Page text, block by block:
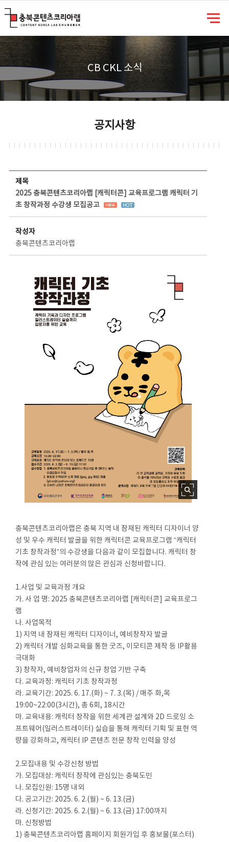
CB CKL 소식
공지사항
제목
2025 충북콘텐츠코리아랩 [캐릭터콘] 교육프로그램 캐릭터 기
초 창작과정 수강생 모집공고
작성자
충북콘텐츠코리아랩
충북콘텐츠코리아랩은 충북 지역 내 잠재된 캐릭터 디자이너 양
성 및 우수 캐릭터 발굴을 위한 캐릭터콘 교육프로그램 “캐릭터
기초 창작과정”의 수강생을 다음과 같이 모집합니다. 캐릭터 창
작에 관심 있는 여러분의 많은 관심과 신청바랍니다.
1.사업 및 교육과정 개요
가. 사 업 명: 2025 충북콘텐츠코리아랩 [캐릭터콘] 교육프로그
램
나. 사업목적
1) 지역 내 잠재된 캐릭터 디자이너, 예비창작자 발굴
2) 캐릭터 개발 심화교육을 통한 굿즈, 이모티콘 제작 등 IP활용
극대화
3) 창작자, 예비창업자의 신규 창업 기반 구축
다. 교육과정: 캐릭터 기초 창작과정
라. 교육기간: 2025. 6. 17.(화) ~ 7. 3.(목) / 매주 화,목
19:00~22:00(3시간), 총 6회, 18시간
마. 교육내용: 캐릭터 창작을 위한 세계관 설계와 2D 드로잉 소
프트웨어(일러스트레이터) 실습을 통해 캐릭터 기획 및 표현 역
량을 강화하고, 캐릭터 IP 콘텐츠 전문 창작 인력을 양성
2.모집내용 및 수강신청 방법
가. 모집대상: 캐릭터 창작에 관심있는 충북도민
나. 모집인원: 15명 내외
다. 공고기간: 2025. 6. 2.(월) ~ 6. 13.(금)
라. 신청기간: 2025. 6. 2.(월) ~ 6. 13.(금) 17:00까지
마. 신청방법
1) 충북콘텐츠코리아랩 홈페이지 회원가입 후 홍보물(포스터)